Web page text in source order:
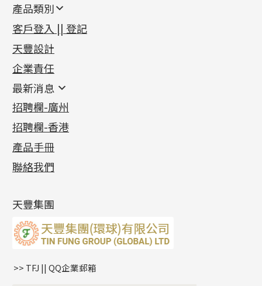
產品類別
新產品
足金系列
足金配件
機織鏈系列
珠仔鏈
镶口链
管狀網鏈
十字車花鏈系列
十字閃O鏈系列
十字錘打鏈系列
側身車花鏈系列
側身鏈系列
雙十字鏈系列
水波鏈系列
蛇骨鏈系列
鏈尾系列
嘴唇鏈系列
首飾配件
耳環類配件
卷迫系列
螺絲迫系列
梅花迫系列
平臺迫系列
綫拍系列
美拍系列
耳環扣系列
耳綫/耳鈎系列
耳環爪頭
耳環
鏈類配件
動感車花吊墜
調節珠系列
生圈扣系列
龍蝦扣系列
鴨俐制系列
字母吊墜
相盒吊墜
項鏈吊墜
生肖吊墜
星座吊墜
其他類配件
珠盤系列
袖口鈕系列
焊片及鐳射綫
空心車花管
珠類配件
無孔光身珠
空心光身珠
無孔批花珠
鑲口類
四爪頭系列
六爪頭系列
車花片
動感車花片
鑲口戒指
鑲口手鏈系列
首飾系列
手镯系列
戒指系列
空心耳環
空心车花管首饰链
空心手鐲系列
貴金屬原料
千足金
記憶金屬系列
記憶戒指
拉簧珠珠手鏈
記憶鈦手鐲
客戶登入 || 登記
天豐設計
企業責任
最新消息
最新消息
各項證書(2)
相片集(9)
展覽會資訊
最新產品資訊
招聘欄-廣州
招聘欄-香港
產品手冊
聯絡我們
天豐集團
>> TFJ || QQ企業郵箱